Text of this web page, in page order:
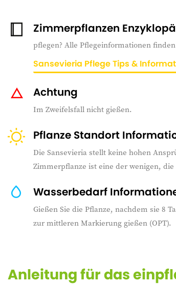
Zimmerpflanzen
pflegen? Alle Pflegeinformationen
Sansevieria Pflege Tips &
Achtung
Im Zweifelsfall nicht gießen.
Pflanze Standort
Die Sansevieria stellt keine hohen
Zimmerpflanze ist eine der wenigen,
Wasserbedarf
Gießen Sie die Pflanze, nachdem sie 8
zur mittleren Markierung gießen (OPT).
Anleitung für das